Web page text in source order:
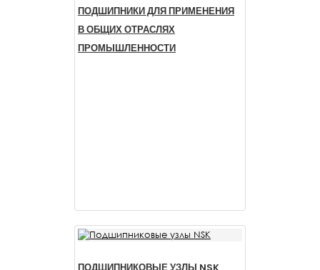
ПОДШИПНИКИ ДЛЯ ПРИМЕНЕНИЯ
В ОБЩИХ ОТРАСЛЯХ
ПРОМЫШЛЕННОСТИ
ПОДШИПНИКОВЫЕ УЗЛЫ NSK